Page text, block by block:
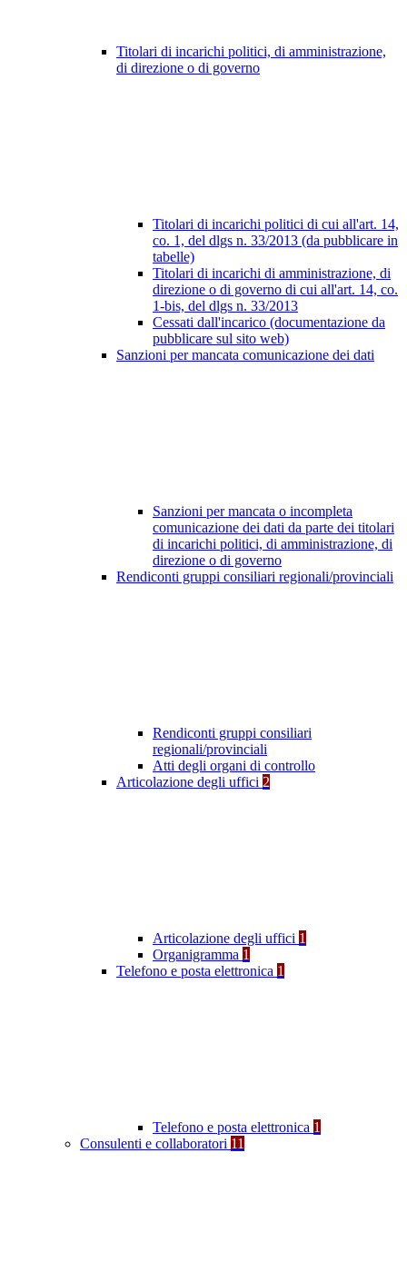
Titolari di incarichi politici, di amministrazione,
di direzione o di governo
Titolari di incarichi politici di cui all'art. 14,
co. 1, del dlgs n. 33/2013 (da pubblicare in
tabelle)
Titolari di incarichi di amministrazione, di
direzione o di governo di cui all'art. 14, co.
1-bis, del dlgs n. 33/2013
Cessati dall'incarico (documentazione da
pubblicare sul sito web)
Sanzioni per mancata comunicazione dei dati
Sanzioni per mancata o incompleta
comunicazione dei dati da parte dei titolari
di incarichi politici, di amministrazione, di
direzione o di governo
Rendiconti gruppi consiliari regionali/provinciali
Rendiconti gruppi consiliari
regionali/provinciali
Atti degli organi di controllo
Articolazione degli uffici 2
Articolazione degli uffici 1
Organigramma 1
Telefono e posta elettronica 1
Telefono e posta elettronica 1
Consulenti e collaboratori 11